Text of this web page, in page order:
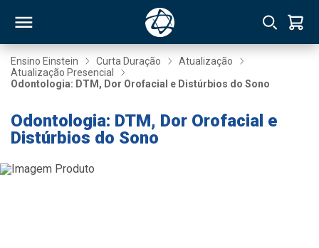
Ensino Einstein Curta Duração
Atualização
Atualização Presencial
Odontologia: DTM, Dor Orofacial e Distúrbios do Sono
Odontologia: DTM, Dor Orofacial e
Distúrbios do Sono